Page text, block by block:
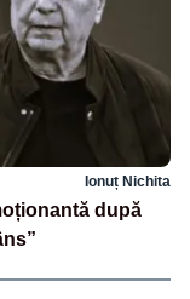
Ionuț Nichita
după